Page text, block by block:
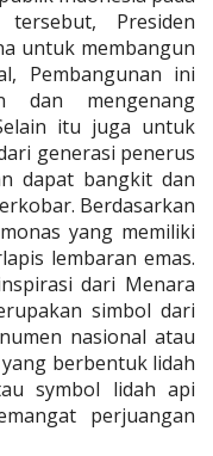
Presiden
untuk membangun
Pembangunan ini
dan mengenang
itu juga untuk
generasi penerus
dapat bangkit dan
Berdasarkan
yang memiliki
lembaran emas.
dari Menara
simbol dari
nasional atau
berbentuk lidah
symbol lidah api
perjuangan